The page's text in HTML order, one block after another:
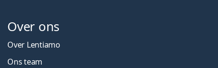
Over ons
Over Lentiamo
Ons team